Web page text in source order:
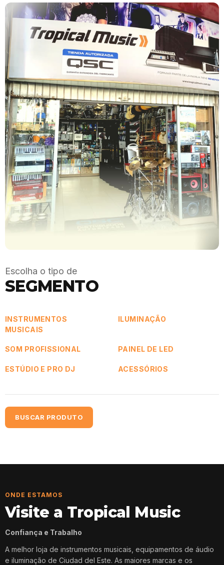
Escolha o tipo de
SEGMENTO
INSTRUMENTOS
MUSICAIS
ILUMINAÇÃO
SOM PROFISSIONAL PAINEL DE LED
ESTÚDIO E PRO DJ ACESSÓRIOS
BUSCAR PRODUTO
ONDE ESTAMOS
Visite a Tropical Music
Confiança e Trabalho
A melhor loja de instrumentos musicais, equipamentos de áudio
e iluminação de Ciudad del Este. As maiores marcas e os